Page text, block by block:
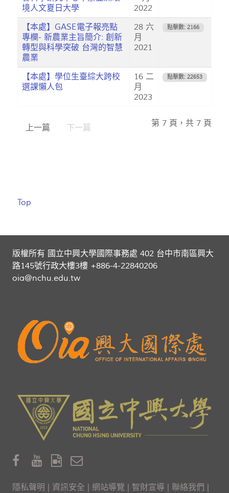
境人文夏日大學
2022
【本處】GASE電子報亮點
專欄- 新農業主旨簡介: 創新
轉型與科學突破 台灣的智慧
農業
28 六
月
2021
點擊數: 2166
【本處】學位生臺綜大跨校
選課懶人包
16 二
月
2023
點擊數: 22653
第 7 頁，共 7 頁
上一篇 下一篇
Top
版權所有 國立中興大學國際事務處 402 台中市南區興大
路145號行政大樓3樓 +886-4-22840206
oia@nchu.edu.tw
隱私聲明 | 資訊安全 | 網站導覽 | 智財宣導 | 聯絡我們 |